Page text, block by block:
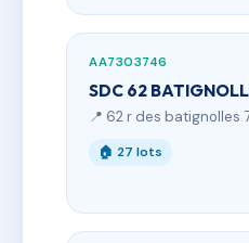
AA7303746
SDC 62
📍 62 r des batignolles
🏠 27 lots